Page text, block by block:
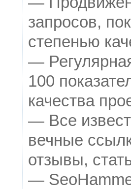
запросов,
степенью
—
100
качества
— Все
вечные
отзывы,
—